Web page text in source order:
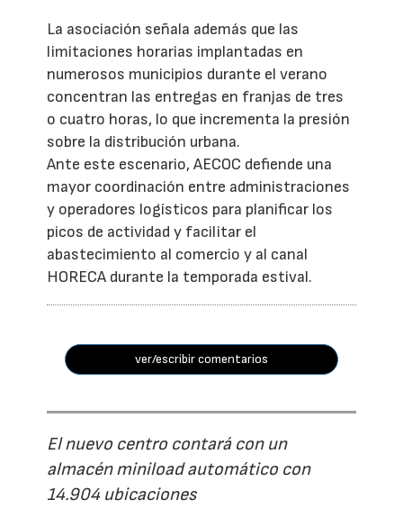
La asociación señala además que las
limitaciones horarias implantadas en
numerosos municipios durante el verano
concentran las entregas en franjas de tres
o cuatro horas, lo que incrementa la presión
sobre la distribución urbana.
Ante este escenario, AECOC defiende una
mayor coordinación entre administraciones
y operadores logísticos para planificar los
picos de actividad y facilitar el
abastecimiento al comercio y al canal
HORECA durante la temporada estival.
ver/escribir comentarios
El nuevo centro contará con un
almacén miniload automático con
14.904 ubicaciones